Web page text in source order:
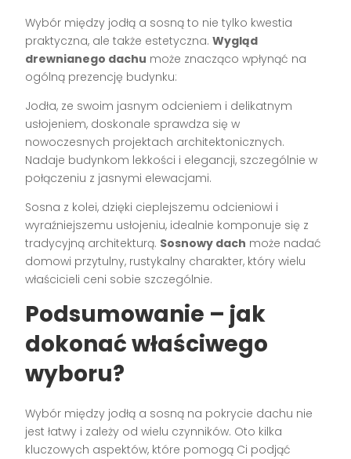
Wybór między jodłą a sosną to nie tylko kwestia
praktyczna, ale także estetyczna.Wygląd
drewnianego dachu może znacząco wpłynąć na
ogólną prezencję budynku:
Jodła, ze swoim jasnym odcieniem i delikatnym
usłojeniem, doskonale sprawdza się w
nowoczesnych projektach architektonicznych.
Nadaje budynkom lekkości i elegancji, szczególnie w
połączeniu z jasnymi elewacjami.
Sosna z kolei, dzięki cieplejszemu odcieniowi i
wyraźniejszemu usłojeniu, idealnie komponuje się z
tradycyjną architekturą. Sosnowy dach może nadać
domowi przytulny, rustykalny charakter, który wielu
właścicieli ceni sobie szczególnie.
Podsumowanie – jak
dokonać właściwego
wyboru?
Wybór między jodłą a sosną na pokrycie dachu nie
jest łatwy i zależy od wielu czynników. Oto kilka
kluczowych aspektów, które pomogą Ci podjąć